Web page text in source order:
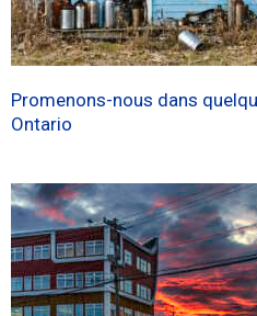
Promenons-nous dans
Ontario